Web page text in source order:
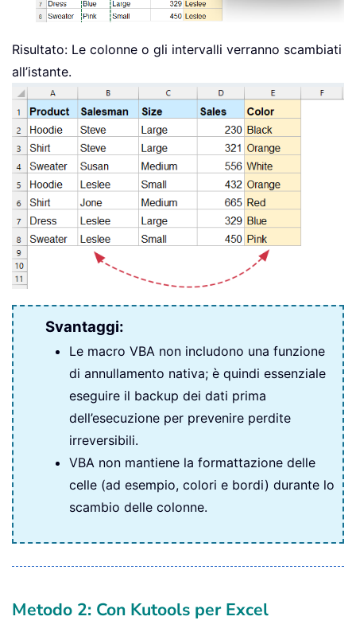
Risultato: Le colonne o gli intervalli verranno scambiati
all’istante.
Svantaggi:
Le macro VBA non includono una funzione
di annullamento nativa; è quindi essenziale
eseguire il backup dei dati prima
dell’esecuzione per prevenire perdite
irreversibili.
VBA non mantiene la formattazione delle
celle (ad esempio, colori e bordi) durante lo
scambio delle colonne.
Metodo 2: Con Kutools per Excel